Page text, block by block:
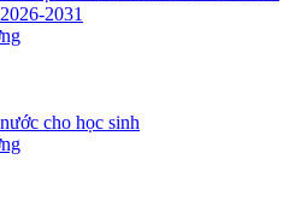
2031
cho học sinh